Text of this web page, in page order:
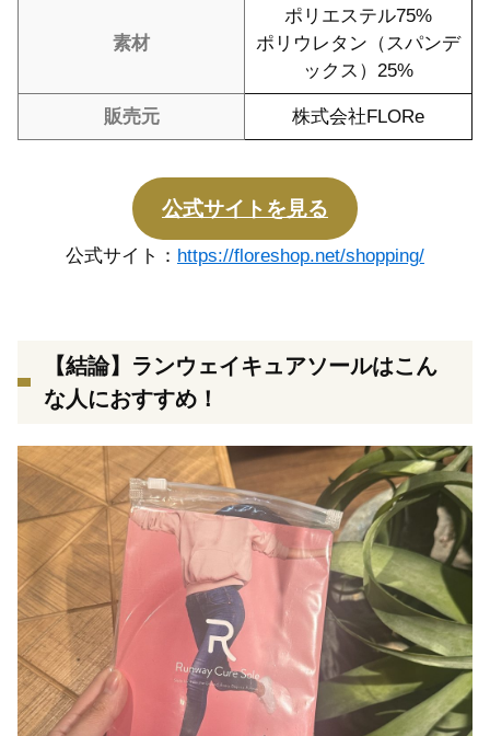
素材
ポリエステル75%
ポリウレタン（スパンデ
ックス）25%
販売元 株式会社FLORe
公式サイトを見る
公式サイト： https://floreshop.net/shopping/
【結論】ランウェイキュアソールはこん
な人におすすめ！